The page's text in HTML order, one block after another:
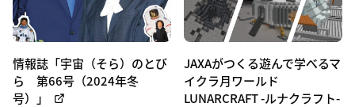
情報誌「宇宙（そら）のとび
ら 第66号（2024年冬
号）」
JAXAがつくる遊んで学べるマ
イクラ月ワールド
LUNARCRAFT -ルナクラフト-